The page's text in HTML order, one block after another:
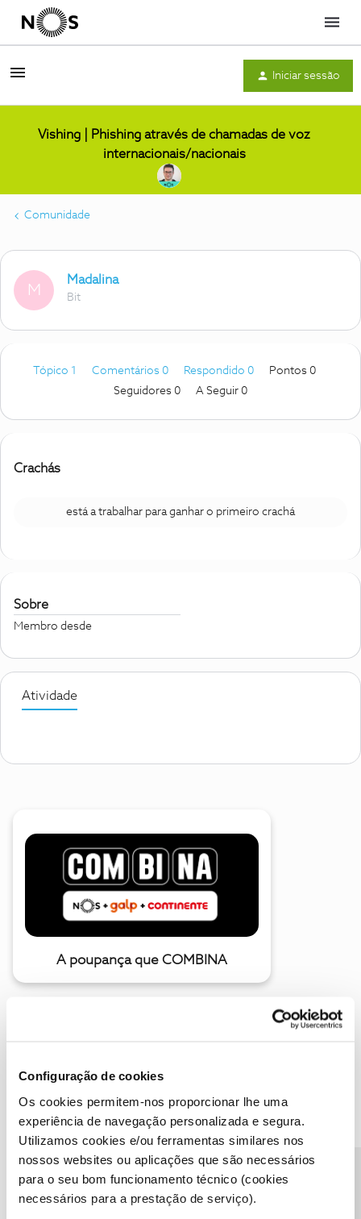
Configuração de cookies
Os cookies permitem-nos proporcionar lhe uma
experiência de navegação personalizada e segura.
Utilizamos cookies e/ou ferramentas similares nos
nossos websites ou aplicações que são necessários
para o seu bom funcionamento técnico (cookies
necessários para a prestação de serviço).
Menu
Iniciar sessão
Vishing | Phishing através de chamadas de voz
internacionais/nacionais
Comunidade
M
Madalina
Bit
Tópico 1 Comentários 0 Respondido 0
Pontos 0
Seguidores 0 A Seguir 0
Crachás
está a trabalhar para ganhar o primeiro crachá
Sobre
Membro desde
Atividade
A poupança que COMBINA
Descubra as novidades de julho